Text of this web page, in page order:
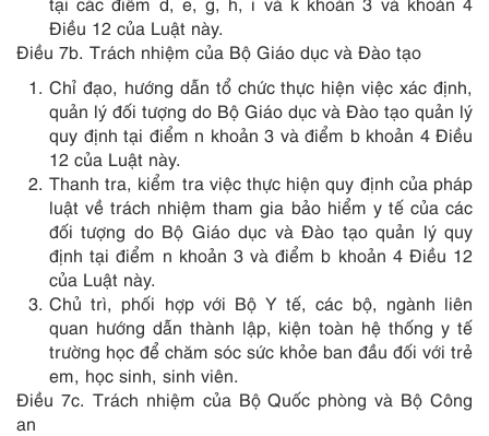
Điều 12 của Luật này.
Điều 7b. Trách nhiệm của Bộ Giáo dục và Đào tạo
Chỉ đạo, hướng dẫn tổ chức thực hiện việc xác định,
quản lý đối tượng do Bộ Giáo dục và Đào tạo quản lý
quy định tại điểm n khoản 3 và điểm b khoản 4 Điều
12 của Luật này.
Thanh tra, kiểm tra việc thực hiện quy định của pháp
luật về trách nhiệm tham gia bảo hiểm y tế của các
đối tượng do Bộ Giáo dục và Đào tạo quản lý quy
định tại điểm n khoản 3 và điểm b khoản 4 Điều 12
của Luật này.
Chủ trì, phối hợp với Bộ Y tế, các bộ, ngành liên
quan hướng dẫn thành lập, kiện toàn hệ thống y tế
trường học để chăm sóc sức khỏe ban đầu đối với trẻ
em, học sinh, sinh viên.
Điều 7c. Trách nhiệm của Bộ Quốc phòng và Bộ Công
an